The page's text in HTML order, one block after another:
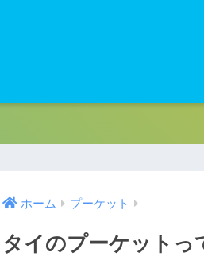
ホーム プーケット
タイのプーケットっ